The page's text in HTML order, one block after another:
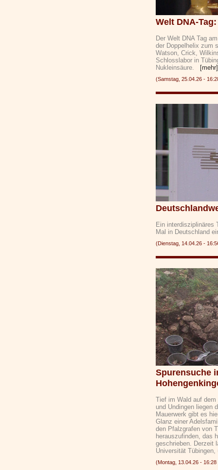
Welt DNA-
Der Welt DNA Tag
der Doppelhelix zum
Watson, Crick,
Schlosslabor in
Nukleinsäure.
[mehr]
(Samstag, 25.04.26 -
Ein interdisziplinäres
Mal in Deutschland
(Dienstag, 14.04.26 -
Spurensuche
Tief im Wald auf dem
und Undingen liegen
Mauerwerk gibt es
Glanz einer
den Pfalzgrafen von
herauszufinden, das
geschrieben. Derzeit
Universität
(Montag, 13.04.26 -